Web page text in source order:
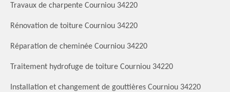
Travaux de charpente Courniou 34220
Rénovation de toiture Courniou 34220
Réparation de cheminée Courniou 34220
Traitement hydrofuge de toiture Courniou 34220
Installation et changement de gouttières Courniou 34220